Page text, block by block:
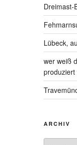
Dreimast-
Lübeck,
wer weiß
ARCHIV